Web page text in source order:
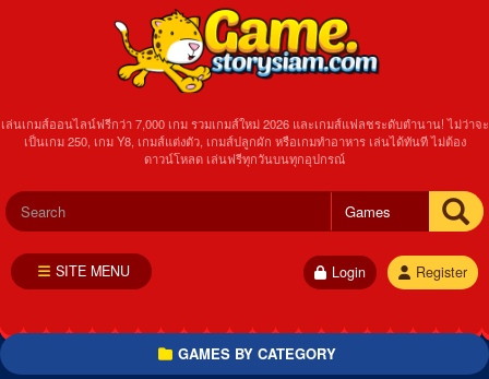
เล่นเกมส์ออนไลน์ฟรีกว่า 7,000 เกม รวมเกมส์ใหม่ 2026 และเกมส์แฟลชระดับตำนาน! ไม่ว่าจะ
เป็นเกม 250, เกม Y8, เกมส์แต่งตัว, เกมส์ปลูกผัก หรือเกมทำอาหาร เล่นได้ทันที ไม่ต้อง
ดาวน์โหลด เล่นฟรีทุกวันบนทุกอุปกรณ์
Register
Login
SITE MENU
GAMES BY CATEGORY